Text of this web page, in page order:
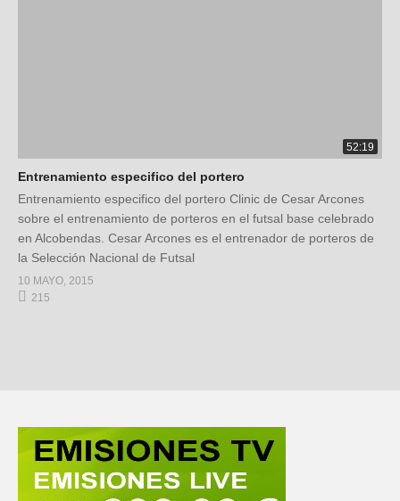
52:19
Entrenamiento especifico del portero
Entrenamiento especifico del portero Clinic de Cesar Arcones
sobre el entrenamiento de porteros en el futsal base celebrado
en Alcobendas. Cesar Arcones es el entrenador de porteros de
la Selección Nacional de Futsal
10 MAYO, 2015
215